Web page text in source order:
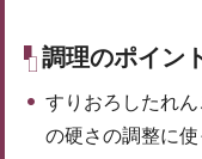
調理のポイン
すりおろしたれ
の硬さの調整に